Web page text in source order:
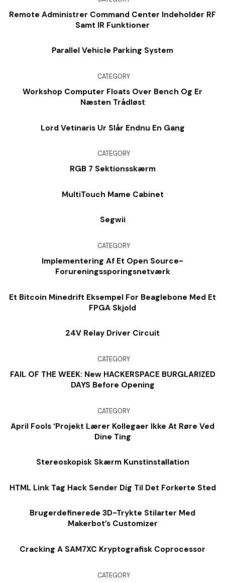
Remote Administrer Command Center Indeholder RF
Samt IR Funktioner
Parallel Vehicle Parking System
CATEGORY
Workshop Computer Floats Over Bench Og Er
Næsten Trådløst
Lord Vetinaris Ur Slår Endnu En Gang
CATEGORY
RGB 7 Sektionsskærm
MultiTouch Mame Cabinet
Segwii
CATEGORY
Implementering Af Et Open Source-
Forureningssporingsnetværk
Et Bitcoin Minedrift Eksempel For Beaglebone Med Et
FPGA Skjold
24V Relay Driver Circuit
CATEGORY
FAIL OF THE WEEK: New HACKERSPACE BURGLARIZED
DAYS Before Opening
CATEGORY
April Fools ‘Projekt Lærer Kollegaer Ikke At Røre Ved
Dine Ting
Stereoskopisk Skærm Kunstinstallation
HTML Link Tag Hack Sender Dig Til Det Forkerte Sted
Brugerdefinerede 3D-Trykte Stilarter Med
Makerbot’s Customizer
Cracking A SAM7XC Kryptografisk Coprocessor
CATEGORY